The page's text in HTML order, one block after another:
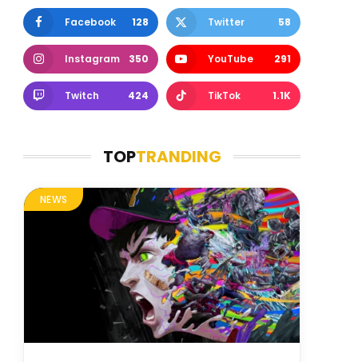
Facebook 128 Twitter 58
Instagram 350 YouTube 291
Twitch 424 TikTok 1.1K
TOPTRANDING
NEWS